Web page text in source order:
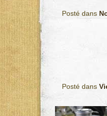
Posté dans
Posté dans